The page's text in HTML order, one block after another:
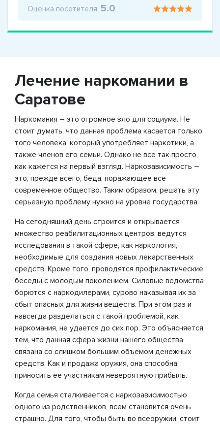
Оценка посетителя: 5.0
Лечение наркомании в
Саратове
Наркомания – это огромное зло для социума. Не
стоит думать, что данная проблема касается только
того человека, который употребляет наркотики, а
также членов его семьи. Однако не все так просто,
как кажется на первый взгляд. Наркозависимость –
это, прежде всего, беда, поражающее все
современное общество. Таким образом, решать эту
серьезную проблему нужно на уровне государства.
На сегодняшний день строится и открывается
множество реабилитационных центров, ведутся
исследования в такой сфере, как наркология,
необходимые для создания новых лекарственных
средств. Кроме того, проводятся профилактические
беседы с молодым поколением. Силовые ведомства
борются с наркодилерами, сурово наказывая их за
сбыт опасных для жизни веществ. При этом раз и
навсегда разделаться с такой проблемой, как
наркомания, не удается до сих пор. Это объясняется
тем, что данная сфера жизни нашего общества
связана со слишком большим объемом денежных
средств. Как и продажа оружия, она способна
приносить ее участникам невероятную прибыль.
Когда семья сталкивается с наркозависимостью
одного из родственников, всем становится очень
страшно. Для того, чтобы быть во всеоружии, стоит